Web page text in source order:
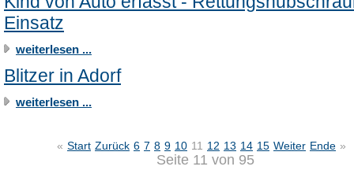
Einsatz
weiterlesen ...
Blitzer in Adorf
weiterlesen ...
« Start Zurück 6 7 8 9 10 11 12 13 14 15 Weiter Ende »
Seite 11 von 95